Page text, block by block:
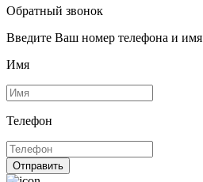
Обратный звонок
Введите Ваш номер телефона и имя
Имя
Телефон
Отправить